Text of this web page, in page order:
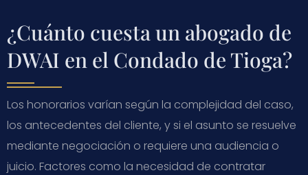
¿Cuánto cuesta un abogado de
DWAI en el Condado de Tioga?
Los honorarios varían según la complejidad del caso,
los antecedentes del cliente, y si el asunto se resuelve
mediante negociación o requiere una audiencia o
juicio. Factores como la necesidad de contratar